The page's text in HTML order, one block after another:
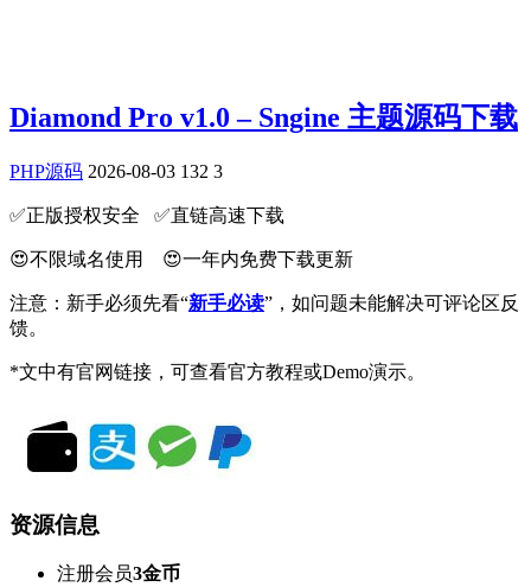
Diamond Pro v1.0 – Sngine 主题源码下载
PHP源码 2026-08-03 132 3
✅️正版授权安全 ✅️直链高速下载
😍不限域名使用 😍一年内免费下载更新
注意：新手必须先看“新手必读”，如问题未能解决可评论区反
馈。
*文中有官网链接，可查看官方教程或Demo演示。
资源信息
注册会员3金币